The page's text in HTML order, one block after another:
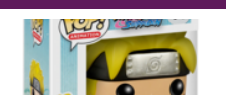
אספנות בובות פרווה חולצות פסלים